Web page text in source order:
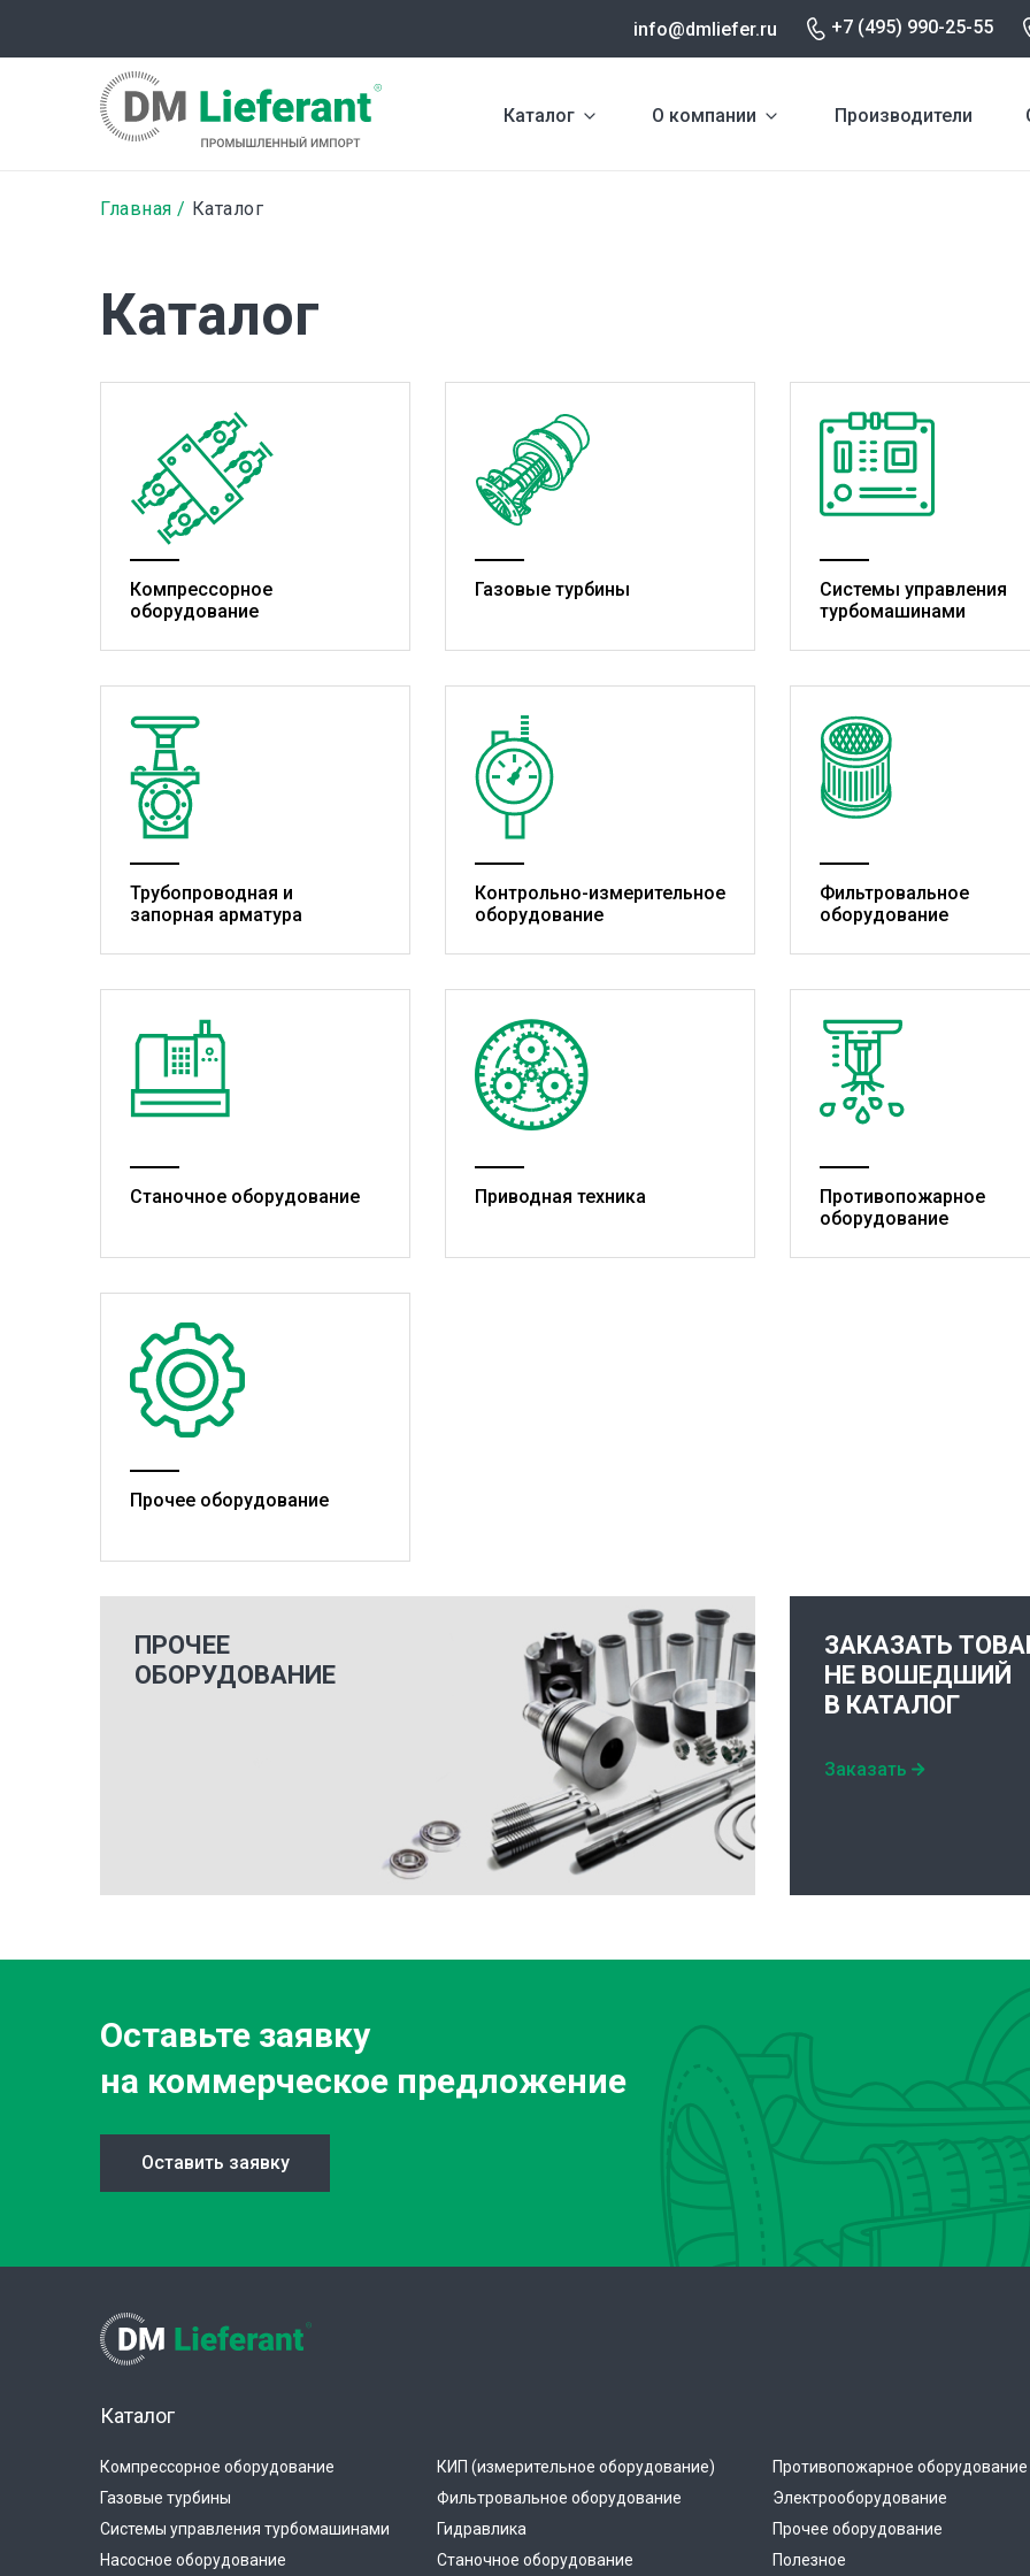
содержанию
info@dmliefer.ru +7 (495) 990-25-55
Каталог О компании Производители
Строка
Главная Каталог
Каталог
Компрессорное
оборудование
Газовые турбины
Системы управления
турбомашинами
Трубопроводная и
запорная арматура
Контрольно-измерительное
оборудование
Фильтровальное
оборудование
Станочное оборудование Приводная техника
Противопожарное
оборудование
Прочее оборудование
ПРОЧЕЕ
ОБОРУДОВАНИЕ
ЗАКАЗАТЬ
НЕ ВОШЕДШИЙ
В КАТАЛОГ
Заказать
Оставьте заявку
на коммерческое предложение
Оставить заявку
Каталог
Компрессорное оборудование
Газовые турбины
Системы управления турбомашинами
Насосное оборудование
КИП (измерительное оборудование)
Фильтровальное оборудование
Гидравлика
Станочное оборудование
Противопожарное оборудование
Электрооборудование
Прочее оборудование
Полезное